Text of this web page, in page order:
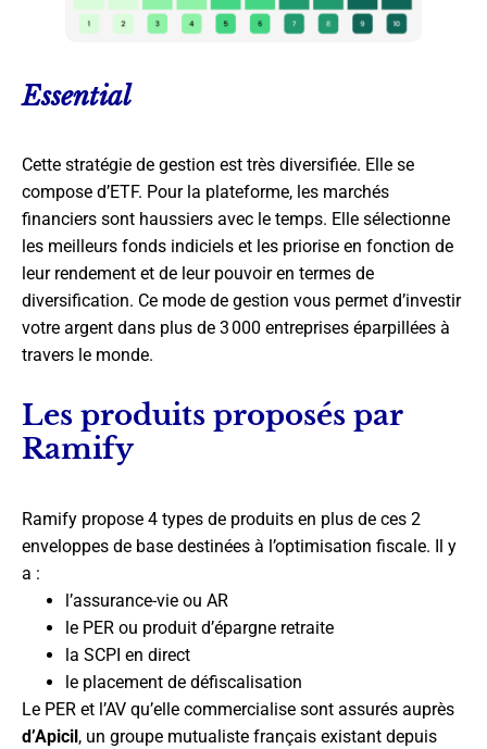
Essential
Cette stratégie de gestion est très diversifiée. Elle se
compose d’ETF. Pour la plateforme, les marchés
financiers sont haussiers avec le temps. Elle sélectionne
les meilleurs fonds indiciels et les priorise en fonction de
leur rendement et de leur pouvoir en termes de
diversification. Ce mode de gestion vous permet d’investir
votre argent dans plus de 3 000 entreprises éparpillées à
travers le monde.
Les produits proposés par
Ramify
Ramify propose 4 types de produits en plus de ces 2
enveloppes de base destinées à l’optimisation fiscale. Il y
a :
l’assurance-vie ou AR
le PER ou produit d’épargne retraite
la SCPI en direct
le placement de défiscalisation
Le PER et l’AV qu’elle commercialise sont assurés auprès
d’Apicil , un groupe mutualiste français existant depuis